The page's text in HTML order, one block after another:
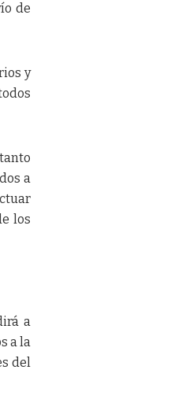
de
y
a
los
a
a la
del